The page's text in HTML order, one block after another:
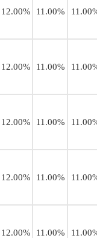
12.00% 11.00%
12.00% 11.00%
12.00% 11.00%
12.00% 11.00%
12.00% 11.00%